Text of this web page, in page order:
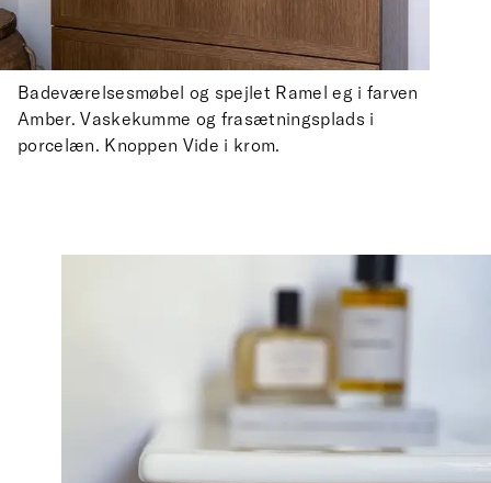
Badeværelsesmøbel og spejlet Ramel eg i farven
Amber. Vaskekumme og frasætningsplads i
porcelæn. Knoppen Vide i krom.